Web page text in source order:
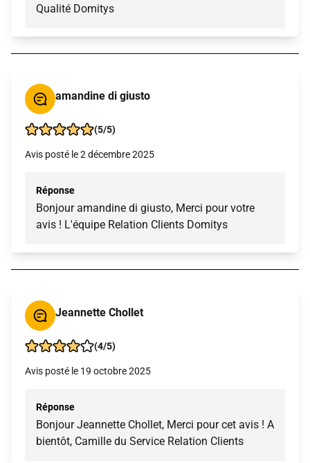
Qualité Domitys
amandine di giusto
(5/5)
Avis posté le 2 décembre 2025
Réponse
Bonjour amandine di giusto, Merci pour votre
avis ! L'équipe Relation Clients Domitys
Jeannette Chollet
(4/5)
Avis posté le 19 octobre 2025
Réponse
Bonjour Jeannette Chollet, Merci pour cet avis ! A
bientôt, Camille du Service Relation Clients